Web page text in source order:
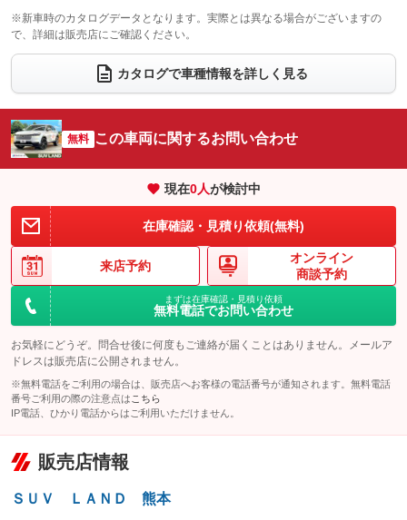
：装備なし ：装備あり
ウォークスルー
：装備なし
電動リアゲート フロントカメラ
：装備あり
：装備なし ：装備あり
サイドカメラ
：装備あり ルーフレール
：装備なし
：装備なし
：装備なし
※新車時のカタログデータとなります。実際とは異なる場合がございますの
で、詳細は販売店にご確認ください。
カタログで車種情報を詳しく見る
無料 この車両に関するお問い合わせ
現在0人が検討中
在庫確認・見積り依頼(無料)
来店予約
オンライン
商談予約
まずは在庫確認・見積り依頼
無料電話でお問い合わせ
お気軽にどうぞ。問合せ後に何度もご連絡が届くことはありません。メールア
ドレスは販売店に公開されません。
※無料電話をご利用の場合は、販売店へお客様の電話番号が通知されます。無料電話
番号ご利用の際の注意点は こちら
IP電話、ひかり電話からはご利用いただけません。
販売店情報
ＳＵＶ ＬＡＮＤ 熊本